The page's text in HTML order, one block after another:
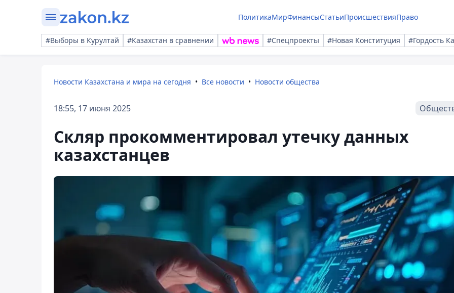
ПолитикаМирФинансыСтатьиПроисшествияПраво
#Выборы в Курултай #Казахстан в сравнении #Спецпроекты #Новая Конституция #Гордость
Новости Казахстана и мира на сегодня Все новости Новости общества
18:55, 17 июня 2025
Скляр прокомментировал утечку данных
казахстанцев